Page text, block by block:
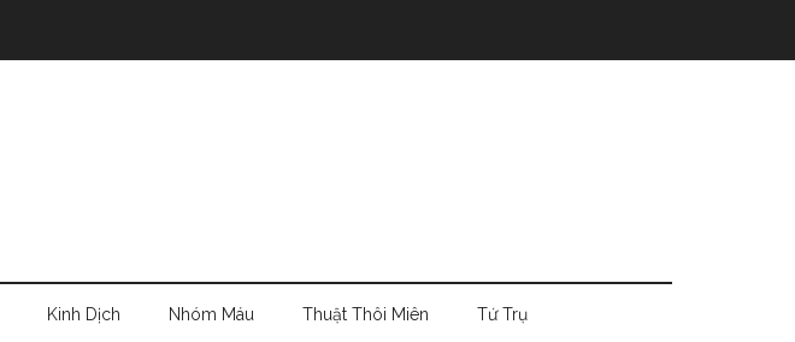
Kinh Dịch Nhóm Máu Thuật Thôi Miên Tứ Trụ